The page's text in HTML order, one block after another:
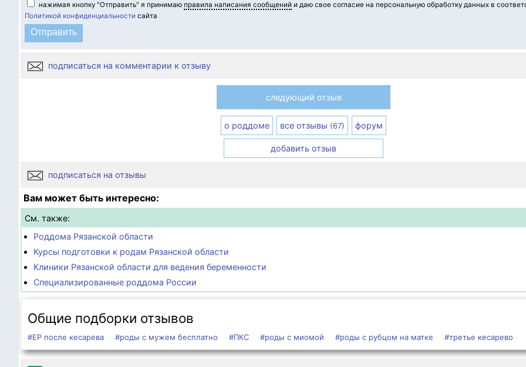
нажимая кнопку "Отправить" я принимаю правила написания сообщений и даю свое согласие на персональную обработку данных в
Политикой конфиденциальности сайта
подписаться на комментарии к отзыву
следующий отзыв
о роддоме все отзывы (67) форум
добавить отзыв
подписаться на отзывы
Вам может быть интересно:
См. также:
Роддома Рязанской области
Курсы подготовки к родам Рязанской области
Клиники Рязанской области для ведения беременности
Специализированные роддома России
Общие подборки отзывов
#ЕР после кесарева #роды с мужем бесплатно #ПКС #роды с миомой #роды с рубцом на матке #третье кесарево